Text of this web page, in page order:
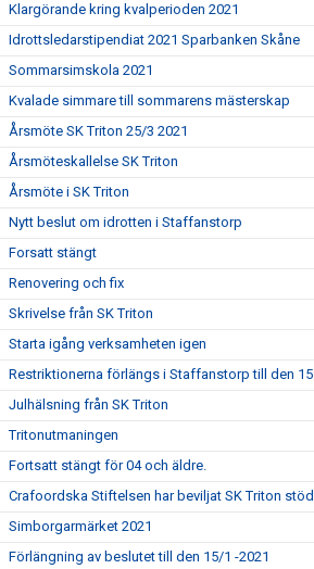
Klargörande kring kvalperioden 2021
Idrottsledarstipendiat 2021 Sparbanken Skåne
Sommarsimskola 2021
Kvalade simmare till sommarens mästerskap
Årsmöte SK Triton 25/3 2021
Årsmöteskallelse SK Triton
Årsmöte i SK Triton
Nytt beslut om idrotten i Staffanstorp
Forsatt stängt
Renovering och fix
Skrivelse från SK Triton
Starta igång verksamheten igen
Restriktionerna förlängs i Staffanstorp till den
Julhälsning från SK Triton
Tritonutmaningen
Fortsatt stängt för 04 och äldre.
Crafoordska Stiftelsen har beviljat SK Triton
Simborgarmärket 2021
Förlängning av beslutet till den 15/1 -2021